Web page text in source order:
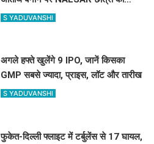
विरोध, जानिए क्या है वजह
S YADUVANSHI
अगले हफ्ते खुलेंगे 9 IPO, जानें किसका
GMP सबसे ज्यादा, प्राइस, लॉट और तारीख
S YADUVANSHI
फुकेत-दिल्ली फ्लाइट में टर्बुलेंस से 17 घायल,